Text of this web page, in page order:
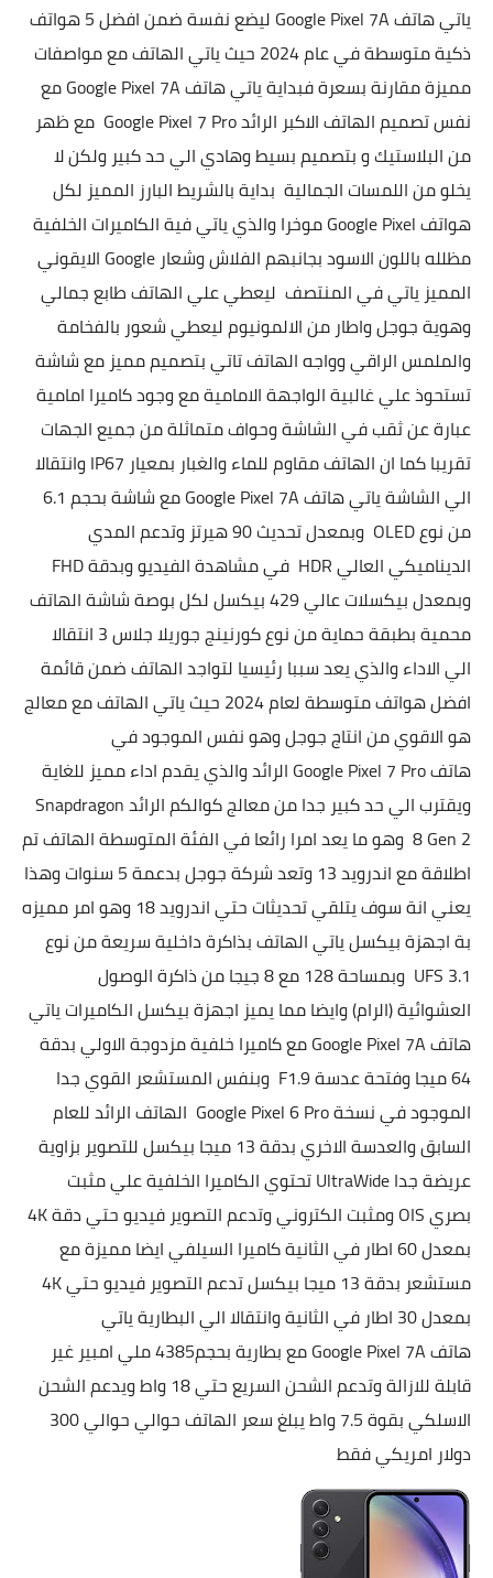
ياتي هاتف Google Pixel 7A ليضع نفسة ضمن افضل 5 هواتف
ذكية متوسطة في عام 2024 حيث ياتي الهاتف مع مواصفات
مميزة مقارنة بسعرة فبداية ياتي هاتف
Google Pixel 7A مع
نفس تصميم الهاتف الاكبر الرائد
Google Pixel 7 Pro مع ظهر
من البلاستيك و بتصميم بسيط وهادي الي حد كبير ولكن لا
يخلو من اللمسات الجمالية بداية بالشريط البارز المميز لكل
هواتف
Google Pixel موخرا والذي ياتي فية الكاميرات الخلفية
مظلله باللون الاسود بجانبهم الفلاش وشعار
Google الايقوني
المميز ياتي في المنتصف ليعطي علي الهاتف طابع جمالي
وهوية جوجل واطار من الالمونيوم ليعطي شعور بالفخامة
والملمس الراقي وواجه الهاتف تاتي بتصميم مميز مع شاشة
تستحوذ علي غالبية الواجهة الامامية مع وجود كاميرا امامية
عبارة عن ثقب في الشاشة وحواف متماثلة من جميع الجهات
تقريبا كما ان الهاتف مقاوم للماء والغبار بمعيار IP67 وانتقالا
الي الشاشة ياتي هاتف
Google Pixel 7A مع شاشة بحجم 6.1
من نوع OLED وبمعدل تحديث 90 هيرتز وتدعم المدي
الديناميكي العالي HDR في مشاهدة الفيديو وبدقة FHD
وبمعدل بيكسلات عالي 429 بيكسل لكل بوصة شاشة الهاتف
محمية بطبقة حماية من نوع كورنينج جوريلا جلاس 3 انتقالا
الي الاداء والذي يعد سببا رئيسيا لتواجد الهاتف ضمن قائمة
افضل هواتف متوسطة لعام 2024 حيث ياتي الهاتف مع معالج
هو الاقوي من انتاج جوجل وهو نفس الموجود في
هاتف
Google Pixel 7 Pro الرائد والذي يقدم اداء مميز للغاية
ويقترب الي حد كبير جدا من معالج كوالكم الرائد Snapdragon
8 Gen 2 وهو ما يعد امرا رائعا في الفئة المتوسطة الهاتف تم
اطلاقة مع اندرويد 13 وتعد شركة جوجل بدعمة 5 سنوات وهذا
يعني انة سوف يتلقي تحديثات حتي اندرويد 18 وهو امر مميزه
بة اجهزة بيكسل ياتي الهاتف بذاكرة داخلية سريعة من نوع
UFS 3.1 وبمساحة 128 مع 8 جيجا من ذاكرة الوصول
العشوائية (الرام) وايضا مما يميز اجهزة بيكسل الكاميرات ياتي
هاتف
Google Pixel 7A مع كاميرا خلفية مزدوجة الاولي بدقة
64 ميجا وفتحة عدسة F1.9 وبنفس المستشعر القوي جدا
الموجود في نسخة
Google Pixel 6 Pro الهاتف الرائد للعام
السابق والعدسة الاخري بدقة 13 ميجا بيكسل للتصوير بزاوية
عريضة جدا UltraWide تحتوي الكاميرا الخلفية علي مثبت
بمعدل 60 اطار في الثانية كاميرا السيلفي ايضا مميزة مع
مستشعر بدقة 13 ميجا بيكسل تدعم التصوير فيديو حتي 4K
بمعدل 30 اطار في الثانية وانتقالا الي البطارية ياتي
هاتف
Google Pixel 7A مع بطارية بحجم4385 ملي امبير غير
قابلة للازالة وتدعم الشحن السريع حتي 18 واط ويدعم الشحن
الاسلكي بقوة 7.5 واط يبلغ سعر الهاتف حوالي حوالي 300
دولار امريكي فقط